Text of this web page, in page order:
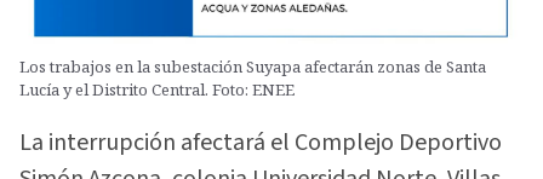
Los trabajos en la subestación Suyapa afectarán zonas de Santa
Lucía y el Distrito Central. Foto: ENEE
La interrupción afectará el Complejo Deportivo